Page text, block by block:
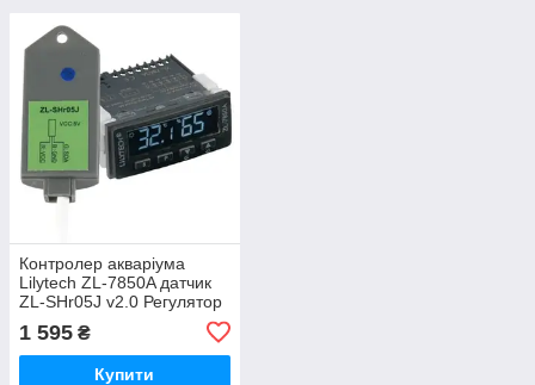
Контролер акваріума
Lilytech ZL-7850A датчик
ZL-SHr05J v2.0 Регулятор
температури, вологості 0-
80%RH
1 595 ₴
Купити